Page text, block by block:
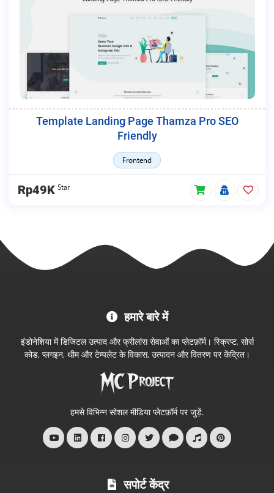
Template Landing Page Thamza Pro SEO
Friendly
Frontend
Rp49K Star
आधिकारिक
हमारे बारे में
इंडोनेशिया में डिजिटल उत्पाद और फ्रीलांस सेवाओं का प्लेटफ़ॉर्म। स्क्रिप्ट, सोर्स
कोड, प्लगइन, थीम और टेम्पलेट के विकास, उत्पादन और वितरण पर केंद्रित।
हमसे विभिन्न सोशल मीडिया प्लेटफ़ॉर्म पर जुड़ें.
सपोर्ट केंद्र